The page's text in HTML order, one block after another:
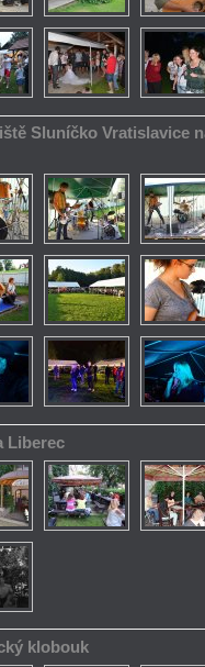
Sluníčko Vratislavice
Liberec
klobouk